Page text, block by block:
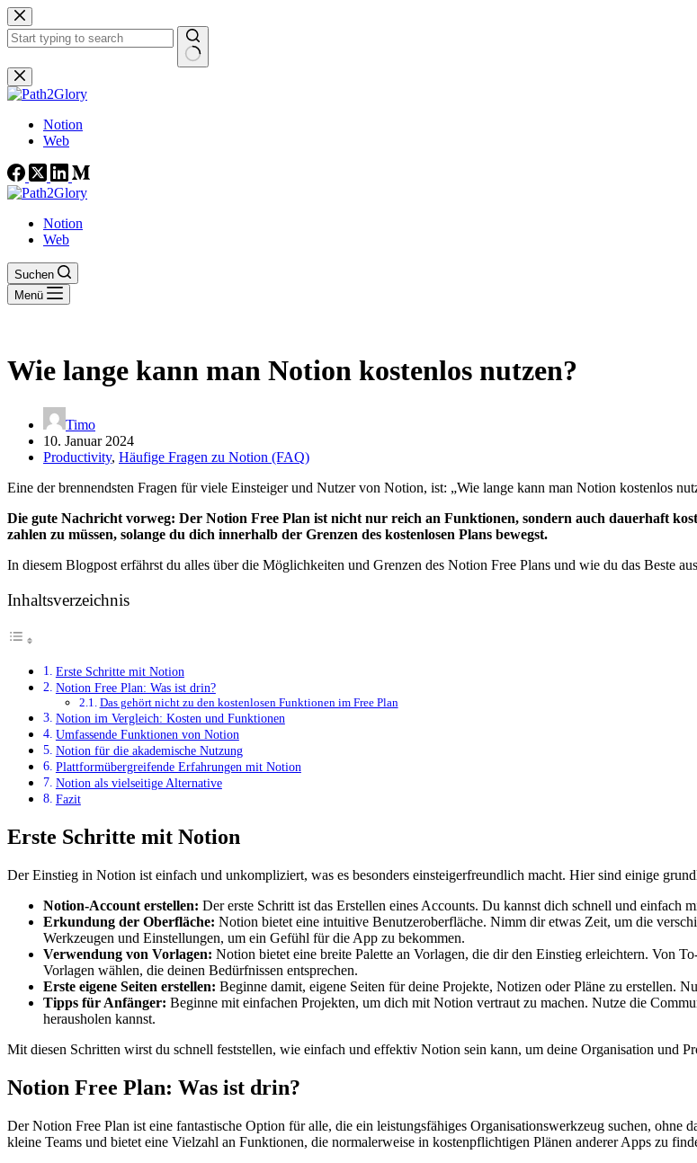
Zum
Inhalt
springen
Keine
Ergebnisse
Notion
Web
Notion
Web
Suchen
Menü
Wie lange kann man Notion kostenlos nutzen?
Timo
10. Januar 2024
Productivity, Häufige Fragen zu Notion (FAQ)
Eine der brennendsten Fragen für viele Einsteiger und Nutzer von Notion, ist: „Wie lange kann man Notion kostenlos
Die gute Nachricht vorweg: Der Notion Free Plan ist nicht nur reich an Funktionen, sondern auch dauerhaft
zahlen zu müssen, solange du dich innerhalb der Grenzen des kostenlosen Plans bewegst.
In diesem Blogpost erfährst du alles über die Möglichkeiten und Grenzen des Notion Free Plans und wie du das Beste
Inhaltsverzeichnis
Erste Schritte mit Notion
Notion Free Plan: Was ist drin?
Das gehört nicht zu den kostenlosen Funktionen im Free Plan
Notion im Vergleich: Kosten und Funktionen
Umfassende Funktionen von Notion
Notion für die akademische Nutzung
Plattformübergreifende Erfahrungen mit Notion
Notion als vielseitige Alternative
Fazit
Erste Schritte mit Notion
Der Einstieg in Notion ist einfach und unkompliziert, was es besonders einsteigerfreundlich macht. Hier sind einige
Notion-Account erstellen: Der erste Schritt ist das Erstellen eines Accounts. Du kannst dich schnell und
Erkundung der Oberfläche: Notion bietet eine intuitive Benutzeroberfläche. Nimm dir etwas Zeit, um die
Werkzeugen und Einstellungen, um ein Gefühl für die App zu bekommen.
Verwendung von Vorlagen: Notion bietet eine breite Palette an Vorlagen, die dir den Einstieg erleichtern. Von
Vorlagen wählen, die deinen Bedürfnissen entsprechen.
Erste eigene Seiten erstellen: Beginne damit, eigene Seiten für deine Projekte, Notizen oder Pläne zu erstellen.
Tipps für Anfänger: Beginne mit einfachen Projekten, um dich mit Notion vertraut zu machen. Nutze die
herausholen kannst.
Mit diesen Schritten wirst du schnell feststellen, wie einfach und effektiv Notion sein kann, um deine Organisation und
Notion Free Plan: Was ist drin?
Der Notion Free Plan ist eine fantastische Option für alle, die ein leistungsfähiges Organisationswerkzeug suchen, ohne
kleine Teams und bietet eine Vielzahl an Funktionen, die normalerweise in kostenpflichtigen Plänen anderer Apps zu